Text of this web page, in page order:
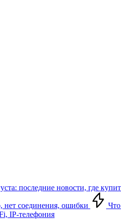
последние новости, где
нет соединения, ошибки Что
IP-телефония